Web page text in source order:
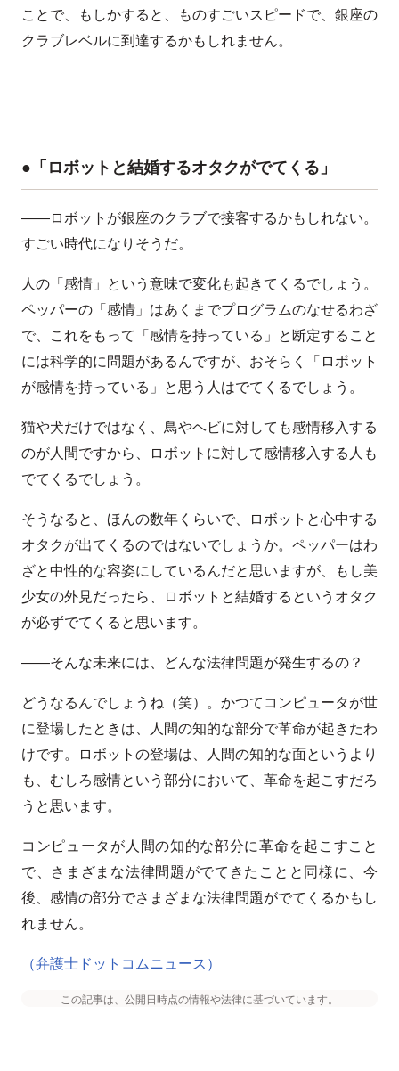
ことで、もしかすると、ものすごいスピードで、銀座の
クラブレベルに到達するかもしれません。
●「ロボットと結婚するオタクがでてくる」
――ロボットが銀座のクラブで接客するかもしれない。
すごい時代になりそうだ。
人の「感情」という意味で変化も起きてくるでしょう。
ペッパーの「感情」はあくまでプログラムのなせるわざ
で、これをもって「感情を持っている」と断定すること
には科学的に問題があるんですが、おそらく「ロボット
が感情を持っている」と思う人はでてくるでしょう。
猫や犬だけではなく、鳥やヘビに対しても感情移入する
のが人間ですから、ロボットに対して感情移入する人も
でてくるでしょう。
そうなると、ほんの数年くらいで、ロボットと心中する
オタクが出てくるのではないでしょうか。ペッパーはわ
ざと中性的な容姿にしているんだと思いますが、もし美
少女の外見だったら、ロボットと結婚するというオタク
が必ずでてくると思います。
――そんな未来には、どんな法律問題が発生するの？
どうなるんでしょうね（笑）。かつてコンピュータが世
に登場したときは、人間の知的な部分で革命が起きたわ
けです。ロボットの登場は、人間の知的な面というより
も、むしろ感情という部分において、革命を起こすだろ
うと思います。
コンピュータが人間の知的な部分に革命を起こすこと
で、さまざまな法律問題がでてきたことと同様に、今
後、感情の部分でさまざまな法律問題がでてくるかもし
れません。
（弁護士ドットコムニュース）
この記事は、公開日時点の情報や法律に基づいています。